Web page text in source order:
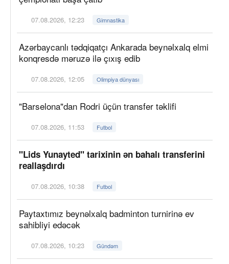
07.08.2026, 12:23 Gimnastika
Azərbaycanlı tədqiqatçı Ankarada beynəlxalq elmi
konqresdə məruzə ilə çıxış edib
07.08.2026, 12:05 Olimpiya dünyası
"Barselona"dan Rodri üçün transfer təklifi
07.08.2026, 11:53 Futbol
"Lids Yunayted" tarixinin ən bahalı transferini
reallaşdırdı
07.08.2026, 10:38 Futbol
Paytaxtımız beynəlxalq badminton turnirinə ev
sahibliyi edəcək
07.08.2026, 10:23 Gündəm